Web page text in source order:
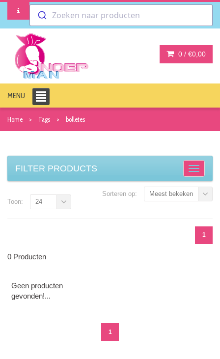
Zoeken naar producten
0 / €0,00
MENU
Home Tags bolletes
FILTER PRODUCTS
Sorteren op: Meest bekeken
1
Toon: 24
0 Producten
Geen producten
gevonden!...
1